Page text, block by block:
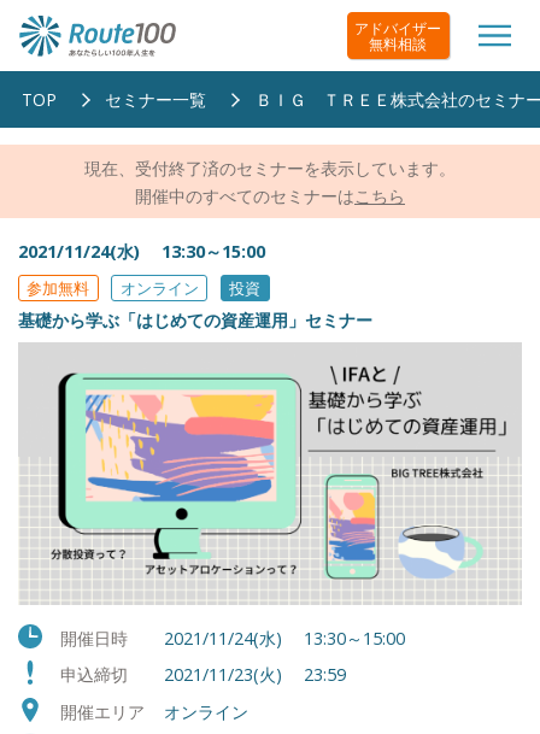
アドバイザー
無料相談
TOP セミナー一覧 ＢＩＧ ＴＲＥＥ株式会社のセミナ
現在、受付終了済のセミナーを表示しています。
開催中のすべてのセミナーはこちら
2021/11/24(水) 13:30～15:00
参加無料 オンライン 投資
基礎から学ぶ「はじめての資産運用」セミナー
開催日時
2021/11/24(水) 13:30～15:00
申込締切
2021/11/23(火) 23:59
開催エリア
オンライン